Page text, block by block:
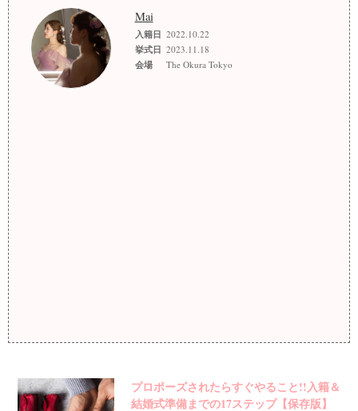
Mai
入籍日 2022.10.22
挙式日 2023.11.18
会場 The Okura Tokyo
プロポーズされたらすぐやること!!入籍＆
結婚式準備までの17ステップ【保存版】